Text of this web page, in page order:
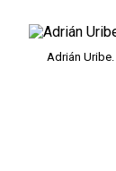
Adrián Uribe.